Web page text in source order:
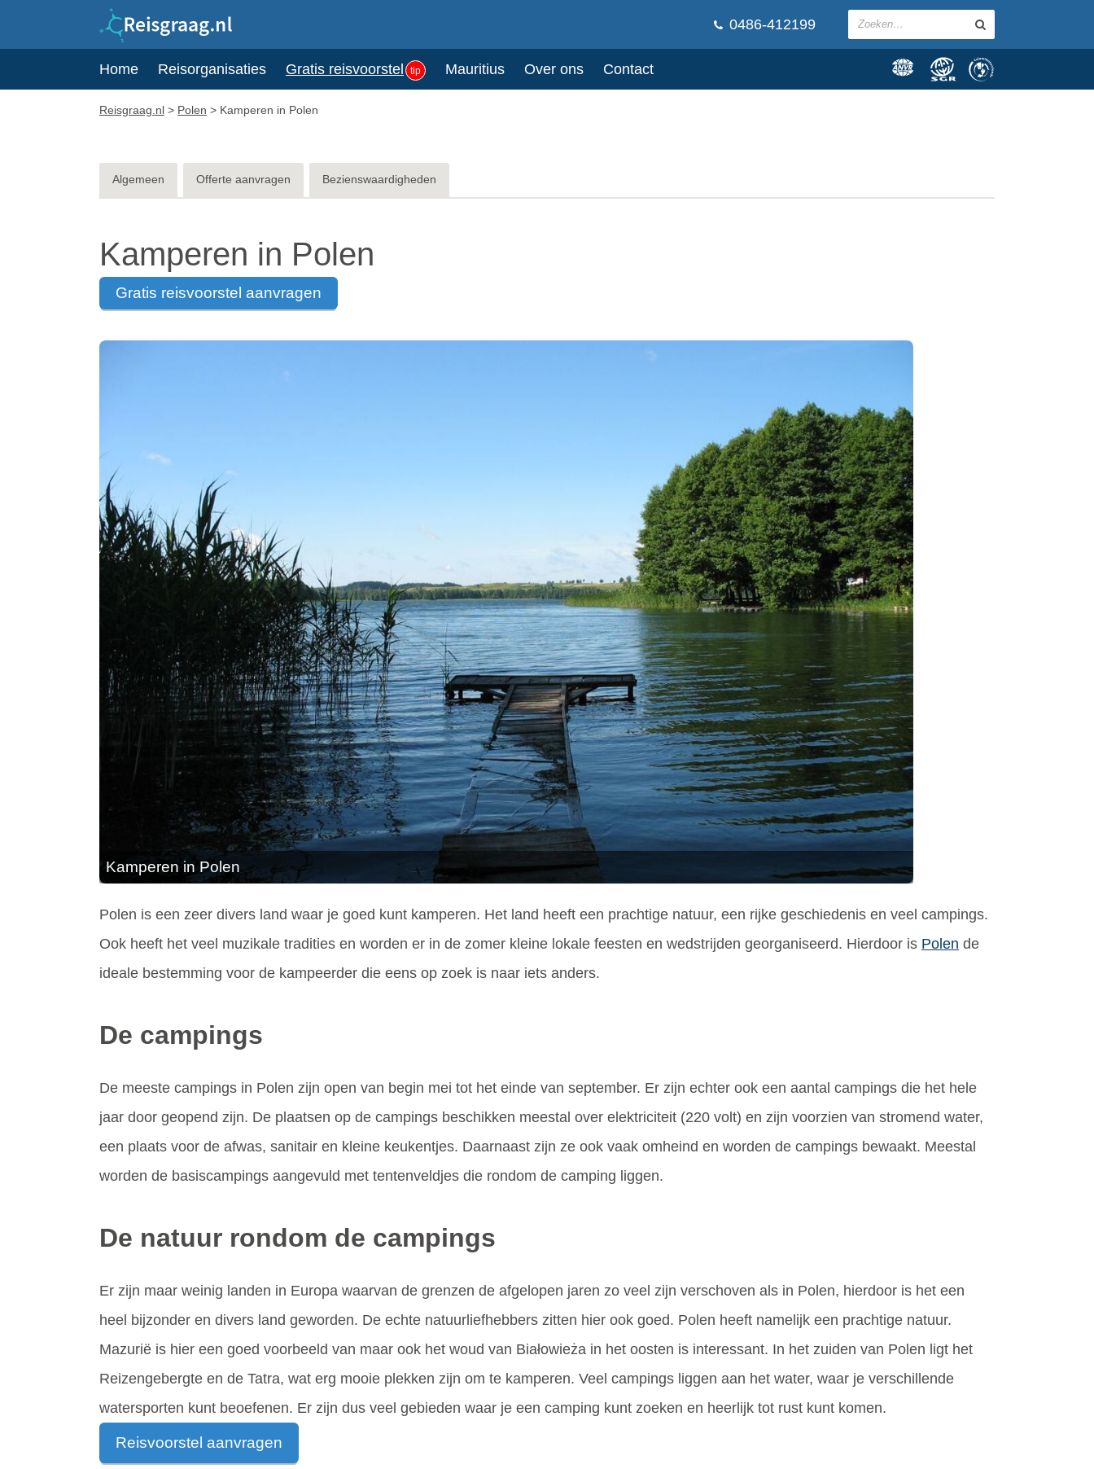
0486-412199
Home Reisorganisaties Gratis reisvoorstel tip Mauritius Over ons Contact
Reisgraag.nl > Polen > Kamperen in Polen
Algemeen Offerte aanvragen Bezienswaardigheden
Kamperen in Polen
gratis reisvoorstel aanvragen
Kamperen in Polen
Polen is een zeer divers land waar je goed kunt kamperen. Het land heeft een prachtige natuur, een rijke geschiedenis en veel campings.
Ook heeft het veel muzikale tradities en worden er in de zomer kleine lokale feesten en wedstrijden georganiseerd. Hierdoor is Polen de
ideale bestemming voor de kampeerder die eens op zoek is naar iets anders.
De campings
De meeste campings in Polen zijn open van begin mei tot het einde van september. Er zijn echter ook een aantal campings die het hele
jaar door geopend zijn. De plaatsen op de campings beschikken meestal over elektriciteit (220 volt) en zijn voorzien van stromend water,
een plaats voor de afwas, sanitair en kleine keukentjes. Daarnaast zijn ze ook vaak omheind en worden de campings bewaakt. Meestal
worden de basiscampings aangevuld met tentenveldjes die rondom de camping liggen.
De natuur rondom de campings
Er zijn maar weinig landen in Europa waarvan de grenzen de afgelopen jaren zo veel zijn verschoven als in Polen, hierdoor is het een
heel bijzonder en divers land geworden. De echte natuurliefhebbers zitten hier ook goed. Polen heeft namelijk een prachtige natuur.
Mazurië is hier een goed voorbeeld van maar ook het woud van Białowieża in het oosten is interessant. In het zuiden van Polen ligt het
Reizengebergte en de Tatra, wat erg mooie plekken zijn om te kamperen. Veel campings liggen aan het water, waar je verschillende
watersporten kunt beoefenen. Er zijn dus veel gebieden waar je een camping kunt zoeken en heerlijk tot rust kunt komen.
Reisvoorstel aanvragen